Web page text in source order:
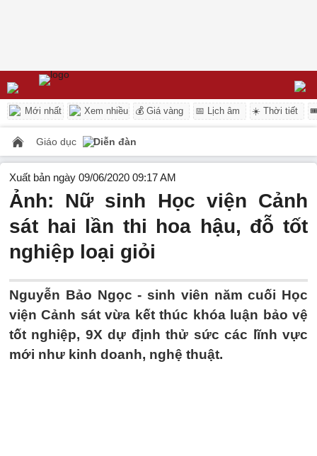
Mới nhất Xem nhiều 💰 Giá vàng 📅 Lịch âm ☀️ Thời tiết
Giáo dục Diễn đàn
Xuất bản ngày 09/06/2020 09:17 AM
Ảnh: Nữ sinh Học viện Cảnh
sát hai lần thi hoa hậu, đỗ tốt
nghiệp loại giỏi
Nguyễn Bảo Ngọc - sinh viên năm cuối Học
viện Cảnh sát vừa kết thúc khóa luận bảo vệ
tốt nghiệp, 9X dự định thử sức các lĩnh vực
mới như kinh doanh, nghệ thuật.